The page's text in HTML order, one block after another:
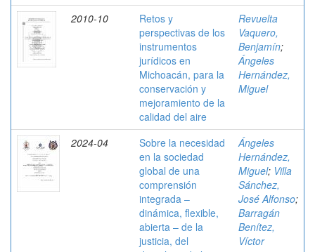
2010-10
Retos y
perspectivas de los
instrumentos
jurídicos en
Michoacán, para la
conservación y
mejoramiento de la
calidad del aire
Revuelta
Vaquero,
Benjamín;
Ángeles
Hernández,
Miguel
2024-04
Sobre la necesidad
en la sociedad
global de una
comprensión
integrada –
dinámica, flexible,
abierta – de la
justicia, del
Ángeles
Hernández,
Miguel; Villa
Sánchez,
José Alfonso;
Barragán
Benítez,
Víctor